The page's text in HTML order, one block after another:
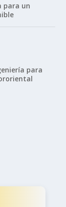
para un
para